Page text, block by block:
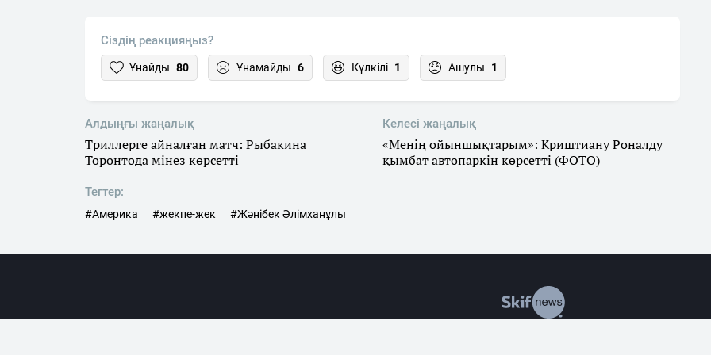
Сіздің реакцияңыз?
Ұнайды 80 Ұнамайды 6 Күлкілі 1 Ашулы 1
Алдыңғы жаңалық
Триллерге айналған матч: Рыбакина
Торонтода мінез көрсетті
Келесі жаңалық
«Менің ойыншықтарым»: Криштиану Роналду
қымбат автопаркін көрсетті (ФОТО)
Тегтер:
#Америка #жекпе-жек #Жәнібек Әлімханұлы